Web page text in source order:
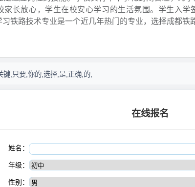
家长放心，学生在校安心学习的生活氛围。学生入
铁路技术专业是一个近几年热门的专业，选择成都铁
键,只要,你的,选择,是,正确,的,
在线报名
姓名：
年级：
性别：